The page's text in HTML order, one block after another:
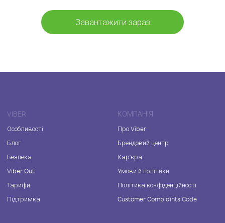
Завантажити зараз
VIBER
Особливості
Блог
Безпека
Viber Out
Тарифи
Підтримка
КОМПАНІЯ
Про Viber
Брендовий центр
Кар'єра
Умови й політики
Політика конфіденційності
Customer Complaints Code